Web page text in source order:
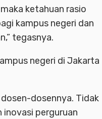
ketahuan rasio
kampus negeri dan
tegasnya.
negeri di Jakarta
dosennya. Tidak
inovasi perguruan